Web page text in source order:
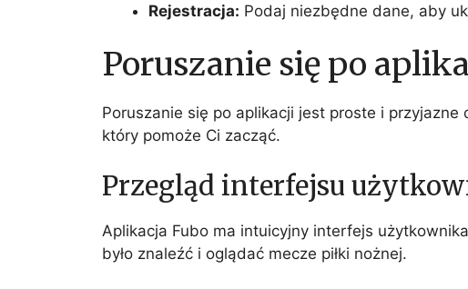
Rejestracja: Podaj niezbędne dane, aby
Poruszanie się po
Poruszanie się po aplikacji jest proste i
który pomoże Ci zacząć.
Przegląd interfejsu
Aplikacja Fubo ma intuicyjny interfejs
było znaleźć i oglądać mecze piłki nożnej.